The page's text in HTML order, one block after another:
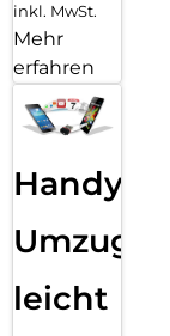
inkl. MwSt.
Mehr
erfahren
Handy
Umzug
leicht